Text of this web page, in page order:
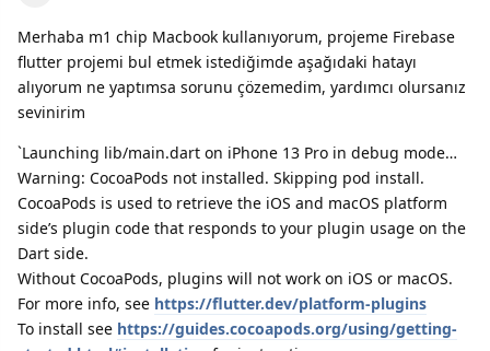
Merhaba m1 chip Macbook kullanıyorum, projeme Firebase
flutter projemi bul etmek istediğimde aşağıdaki hatayı
alıyorum ne yaptımsa sorunu çözemedim, yardımcı olursanız
sevinirim
`Launching lib/main.dart on iPhone 13 Pro in debug mode…
Warning: CocoaPods not installed. Skipping pod install.
CocoaPods is used to retrieve the iOS and macOS platform
side’s plugin code that responds to your plugin usage on the
Dart side.
Without CocoaPods, plugins will not work on iOS or macOS.
For more info, see https://flutter.dev/platform-plugins
To install see https://guides.cocoapods.org/using/getting-